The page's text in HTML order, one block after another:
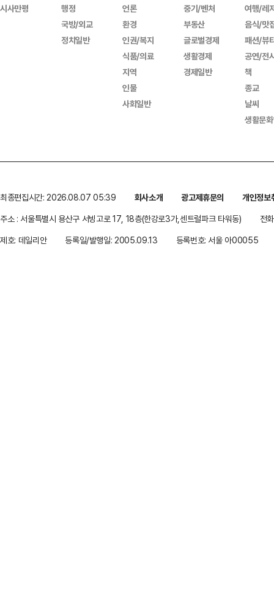
시사만평
행정
국방/외교
정치일반
언론
환경
인권/복지
식품/의료
지역
인물
사회일반
중기/벤처
부동산
글로벌경제
생활경제
경제일반
여행/레
음식/맛
패션/뷰
공연/전
책
종교
날씨
생활문
최종편집시간: 2026.08.07 05:39 회사소개 광고제휴문의
개인정보
주소 : 서울특별시 용산구 서빙고로 17, 18층(한강로3가,센트럴파크 타워동)
전
제호: 데일리안
등록일/발행일: 2005.09.13 등록번호: 서울 아00055